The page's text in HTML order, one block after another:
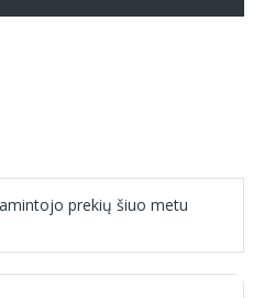
prekių šiuo metu